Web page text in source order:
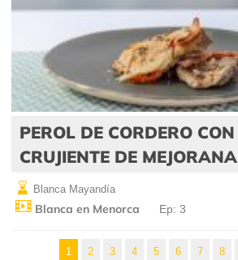
PEROL DE CORDERO CON
CRUJIENTE DE MEJORANA
Blanca Mayandía
Blanca en Menorca Ep: 3
1 2 3 4 5 6 7 8